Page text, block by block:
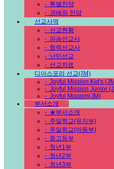
- 특별찬양
- 경배와 찬양
선교사역
- 선교현황
- 파송선교사
- 협력선교사
- 난민선교
- 선교자료
디아스포라 선교(JM)
- Joyful Mission Kid's
- Joyful Mission Junior
- Joyful Mission(JM)
부서소개
- ★부서소개
- 주일학교(유치부)
- 주일학교(아동부)
- 중고등부
- 청년1부
- 청년2부
- 청년3부